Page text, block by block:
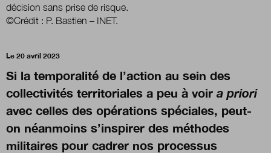
Renseignez votre email afin de suivre l'actualité
de la transformation publique.
Nous suivre sur Twittersur LinkedIn
décision sans prise de risque.
©Crédit : P. Bastien – INET.
Le 20 avril 2023
Si la temporalité de l’action au sein des
collectivités territoriales a peu à voir a priori
avec celles des opérations spéciales, peut-
on néanmoins s’inspirer des méthodes
militaires pour cadrer nos processus